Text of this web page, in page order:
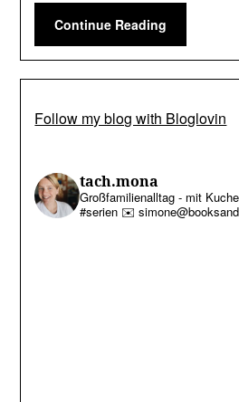
Continue Reading
Follow my blog with Bloglovin
tach.mona
Großfamilienalltag - mit
#serien ✉️